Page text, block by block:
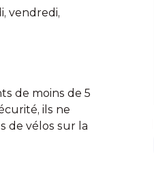
vendredi,
de moins de 5
ils ne
de vélos sur la